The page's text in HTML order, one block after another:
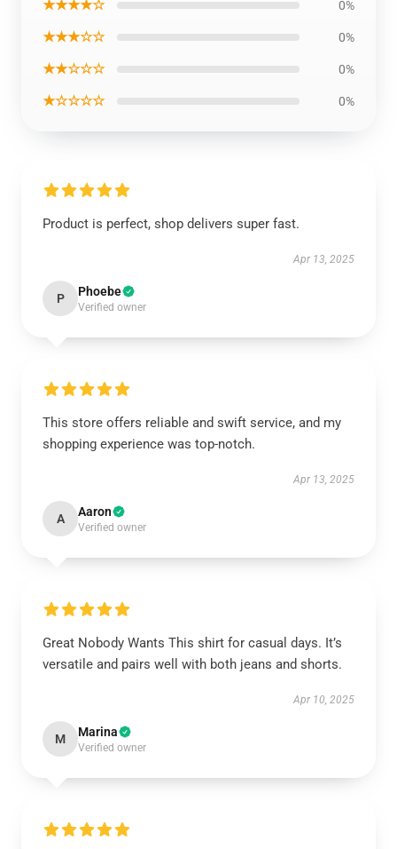
★★★★☆ 0%
★★★☆☆ 0%
★★☆☆☆ 0%
★☆☆☆☆ 0%
Product is perfect, shop delivers super fast.
Apr 13, 2025
P Phoebe
Verified owner
This store offers reliable and swift service, and my
shopping experience was top-notch.
Apr 13, 2025
A Aaron
Verified owner
Great Nobody Wants This shirt for casual days. It’s
versatile and pairs well with both jeans and shorts.
Apr 10, 2025
M Marina
Verified owner